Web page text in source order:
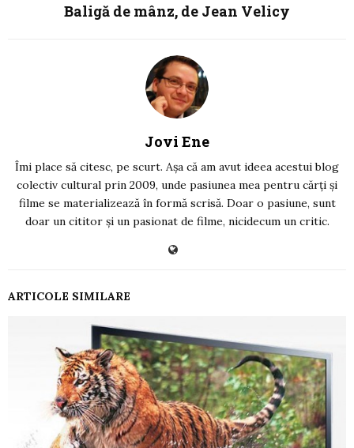
Baligă de mânz, de Jean Velicy
Jovi Ene
Îmi place să citesc, pe scurt. Așa că am avut ideea acestui blog
colectiv cultural prin 2009, unde pasiunea mea pentru cărți și
filme se materializează în formă scrisă. Doar o pasiune, sunt
doar un cititor și un pasionat de filme, nicidecum un critic.
ARTICOLE SIMILARE